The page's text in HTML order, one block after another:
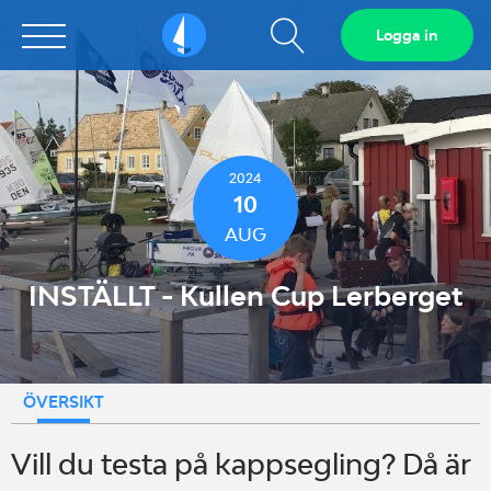
Sailarena Visa
sökfält
Logga in
2024
10
AUG
INSTÄLLT - Kullen Cup Lerberget
ÖVERSIKT
Vill du testa på kappsegling? Då är